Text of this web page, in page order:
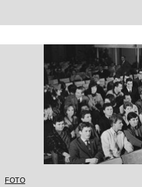
FOTO